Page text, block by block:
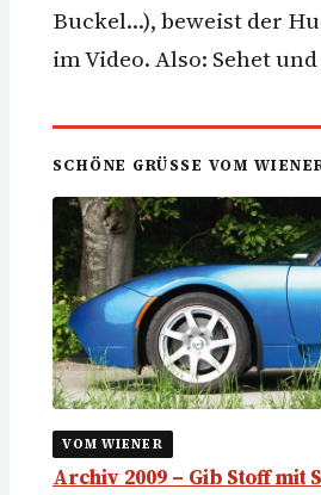
Buckel…), beweist der
im Video. Also: Sehet
SCHÖNE GRÜSSE VOM WIENER
VOM WIENER
Archiv 2009 – Gib Stoff mit